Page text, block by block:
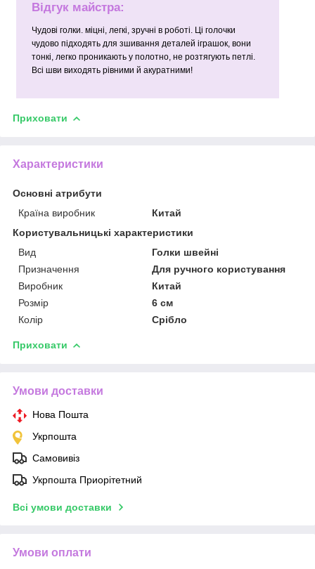
Відгук майстра:
Чудові голки. міцні, легкі, зручні в роботі. Ці голочки
чудово підходять для зшивання деталей іграшок, вони
тонкі, легко проникають у полотно, не розтягують петлі.
Всі шви виходять рівними й акуратними!
Приховати
Характеристики
Основні атрибути
Країна виробник
Китай
Користувальницькі характеристики
Вид
Голки швейні
Призначення
Для ручного користування
Виробник
Китай
Розмір
6 см
Колір
Срібло
Приховати
Умови доставки
Нова Пошта
Укрпошта
Самовивіз
Укрпошта Приорітетний
Всі умови доставки
Умови оплати